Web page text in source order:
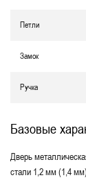
Петли
Замок
Ручка
Базовые
Дверь
стали 1,2 мм (1,4